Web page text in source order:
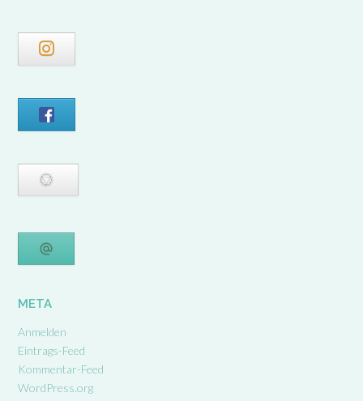
META
Anmelden
Eintrags-Feed
Kommentar-Feed
WordPress.org